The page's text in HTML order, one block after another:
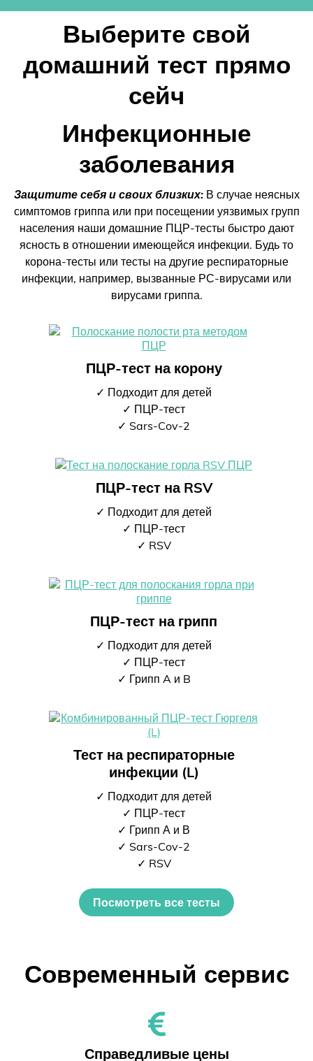
Выберите свой
домашний тест прямо
сейч
Инфекционные
заболевания
Защитите себя и своих близких:В случае неясных
симптомов гриппа или при посещении уязвимых групп
населения наши домашние ПЦР-тесты быстро дают
ясность в отношении имеющейся инфекции. Будь то
корона-тесты или тесты на другие респираторные
инфекции, например, вызванные РС-вирусами или
вирусами гриппа.
ПЦР-тест на корону
✓ Подходит для детей
✓ ПЦР-тест
✓ Sars-Cov-2
ПЦР-тест на RSV
✓ Подходит для детей
✓ ПЦР-тест
✓ RSV
ПЦР-тест на грипп
✓ Подходит для детей
✓ ПЦР-тест
✓ Грипп A и B
Тест на респираторные
инфекции (L)
✓ Подходит для детей
✓ ПЦР-тест
✓ Грипп А и В
✓ Sars-Cov-2
✓ RSV
Посмотреть все тесты
Современный сервис
Справедливые цены